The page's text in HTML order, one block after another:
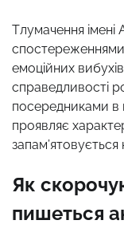
Тлумачення імені
емоційних
справедливості
посередниками в
проявляє
запам’ятовується
Як
пишеться